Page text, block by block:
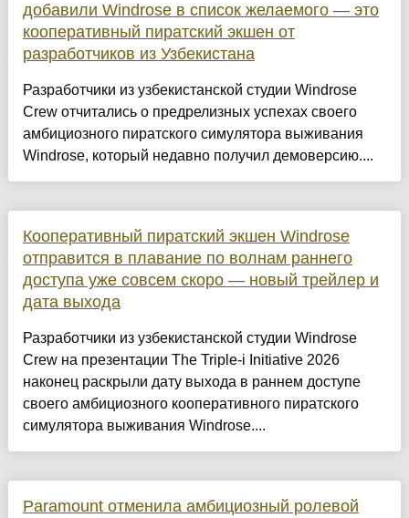
добавили Windrose в список желаемого — это
кооперативный пиратский экшен от
разработчиков из Узбекистана
Разработчики из узбекистанской студии Windrose
Crew отчитались о предрелизных успехах своего
амбициозного пиратского симулятора выживания
Windrose, который недавно получил демоверсию....
Кооперативный пиратский экшен Windrose
отправится в плавание по волнам раннего
доступа уже совсем скоро — новый трейлер и
дата выхода
Разработчики из узбекистанской студии Windrose
Crew на презентации The Triple-i Initiative 2026
наконец раскрыли дату выхода в раннем доступе
своего амбициозного кооперативного пиратского
симулятора выживания Windrose....
Paramount отменила амбициозный ролевой